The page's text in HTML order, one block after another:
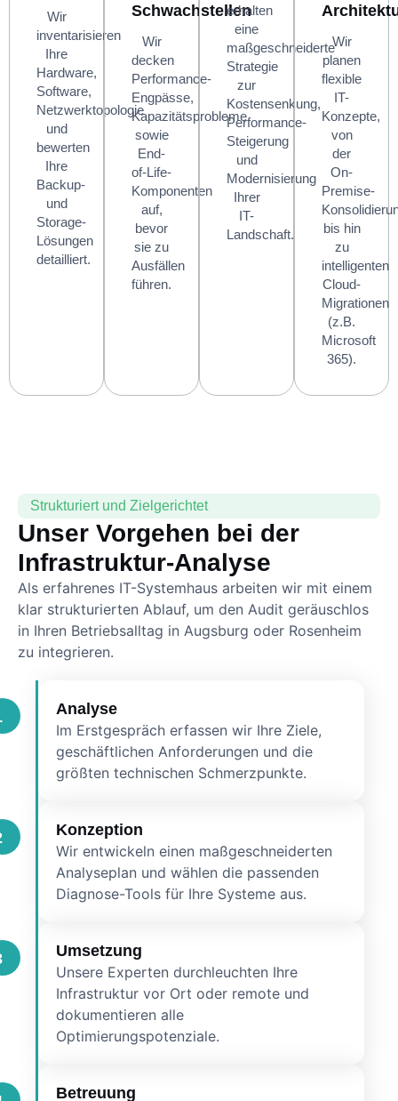
Wir
inventarisieren
Ihre
Hardware,
Software,
Netzwerktopologie
und
bewerten
Ihre
Backup-
und
Storage-
Lösungen
detailliert.
Schwachstellen
Wir
decken
Performance-
Engpässe,
Kapazitätsprobleme
sowie
End-
of-Life-
Komponenten
auf,
bevor
sie zu
Ausfällen
führen.
erhalten
eine
maßgeschneiderte
Strategie
zur
Kostensenkung,
Performance-
Steigerung
und
Modernisierung
Ihrer
IT-
Landschaft.
Wir
planen
flexible
IT-
Konzepte,
von
der
On-
Premise-
bis hin
zu
intelligenten
Cloud-
Migrationen
(z.B.
Microsoft
365).
Strukturiert und Zielgerichtet
Unser Vorgehen bei der
Infrastruktur-Analyse
Als erfahrenes IT-Systemhaus arbeiten wir mit einem
klar strukturierten Ablauf, um den Audit geräuschlos
in Ihren Betriebsalltag in Augsburg oder Rosenheim
zu integrieren.
Analyse
Im Erstgespräch erfassen wir Ihre Ziele,
geschäftlichen Anforderungen und die
größten technischen Schmerzpunkte.
Konzeption
Wir entwickeln einen maßgeschneiderten
Analyseplan und wählen die passenden
Diagnose-Tools für Ihre Systeme aus.
Umsetzung
Unsere Experten durchleuchten Ihre
Infrastruktur vor Ort oder remote und
dokumentieren alle
Optimierungspotenziale.
Betreuung